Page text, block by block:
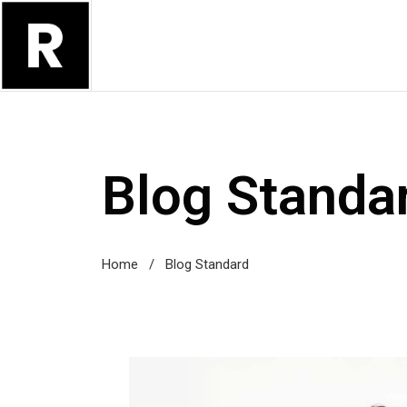
Blog
Home / Blog Standard